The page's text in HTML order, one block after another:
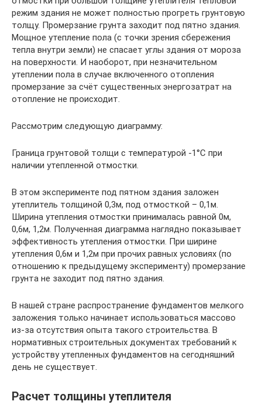
режим здания не может полностью прогреть грунтовую
толщу. Промерзание грунта заходит под пятно здания.
Мощное утепление пола (с точки зрения сбережения
тепла внутри земли) не спасает углы здания от мороза
на поверхности. И наоборот, при незначительном
утеплении пола в случае включенного отопления
промерзание за счёт существенных энергозатрат на
отопление не происходит.
Рассмотрим следующую диаграмму:
Граница грунтовой толщи с температурой -1°С при
наличии утепленной отмостки.
В этом эксперименте под пятном здания заложен
утеплитель толщиной 0,3м, под отмосткой – 0,1м.
Ширина утепления отмостки принималась равной 0м,
0,6м, 1,2м. Полученная диаграмма наглядно показывает
эффективность утепления отмостки. При ширине
утепления 0,6м и 1,2м при прочих равных условиях (по
отношению к предыдущему эксперименту) промерзание
грунта не заходит под пятно здания.
В нашей стране распространение фундаментов мелкого
заложения только начинает использоваться массово
из-за отсутствия опыта такого строительства. В
нормативных строительных документах требований к
устройству утепленных фундаментов на сегодняшний
день не существует.
Расчет толщины утеплителя